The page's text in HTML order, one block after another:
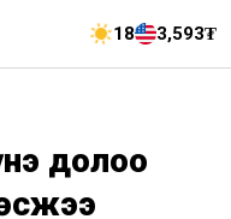
18 3,593₮
долоо